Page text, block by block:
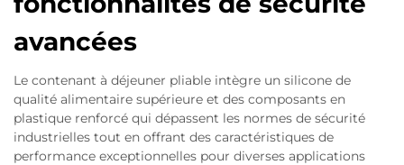
avancées
Le contenant à déjeuner pliable intègre un silicone de
qualité alimentaire supérieure et des composants en
plastique renforcé qui dépassent les normes de sécurité
industrielles tout en offrant des caractéristiques de
performance exceptionnelles pour diverses applications